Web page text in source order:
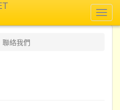
聯絡我們